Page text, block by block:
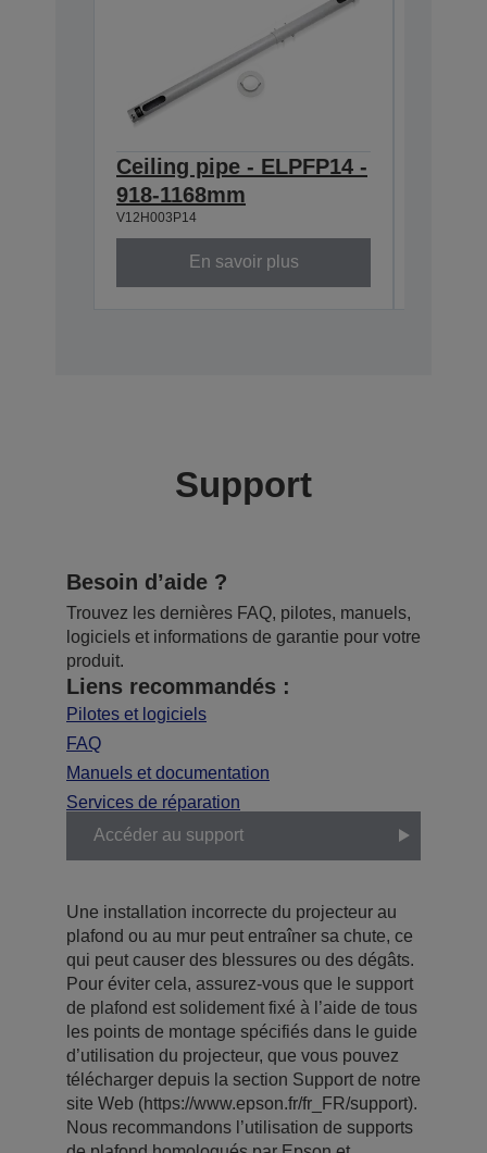
Ceiling pipe - ELPFP14 -
918-1168mm
V12H003P14
En savoir plus
Support
Besoin d’aide ?
Trouvez les dernières FAQ, pilotes, manuels,
logiciels et informations de garantie pour votre
produit.
Liens recommandés :
Pilotes et logiciels
FAQ
Manuels et documentation
Services de réparation
Accéder au support
Une installation incorrecte du projecteur au
plafond ou au mur peut entraîner sa chute, ce
qui peut causer des blessures ou des dégâts.
Pour éviter cela, assurez-vous que le support
de plafond est solidement fixé à l’aide de tous
les points de montage spécifiés dans le guide
d’utilisation du projecteur, que vous pouvez
télécharger depuis la section Support de notre
site Web (https://www.epson.fr/fr_FR/support).
Nous recommandons l’utilisation de supports